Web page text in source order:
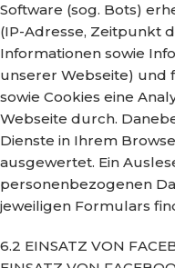
Software (sog. Bots)
(IP-Adresse, Zeitpunkt
Informationen sowie
unserer Webseite) und
sowie Cookies eine
Webseite durch.
Dienste in Ihrem
ausgewertet. Ein
personenbezogenen
jeweiligen Formulars
6.2 EINSATZ VON